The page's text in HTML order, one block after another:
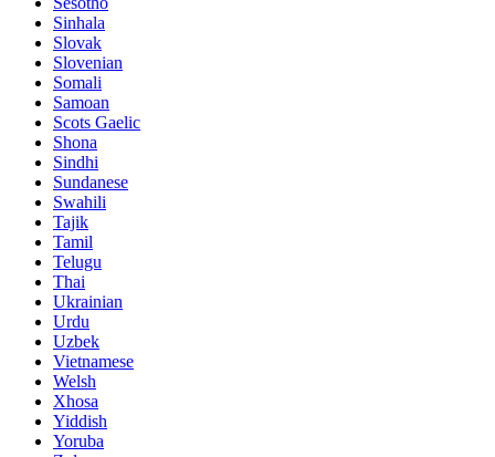
Sinhala
Slovak
Slovenian
Somali
Samoan
Scots Gaelic
Shona
Sindhi
Sundanese
Swahili
Tajik
Tamil
Telugu
Thai
Ukrainian
Urdu
Uzbek
Vietnamese
Welsh
Xhosa
Yiddish
Yoruba